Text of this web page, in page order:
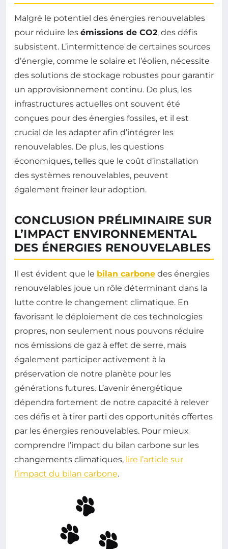
Malgré le potentiel des énergies renouvelables
pour réduire les émissions de CO2, des défis
subsistent. L’intermittence de certaines sources
d’énergie, comme le solaire et l’éolien, nécessite
des solutions de stockage robustes pour garantir
un approvisionnement continu. De plus, les
infrastructures actuelles ont souvent été
conçues pour des énergies fossiles, et il est
crucial de les adapter afin d’intégrer les
renouvelables. De plus, les questions
économiques, telles que le coût d’installation
des systèmes renouvelables, peuvent
également freiner leur adoption.
CONCLUSION PRÉLIMINAIRE SUR
L’IMPACT ENVIRONNEMENTAL
DES ÉNERGIES RENOUVELABLES
Il est évident que le bilan carbone des énergies
renouvelables joue un rôle déterminant dans la
lutte contre le changement climatique. En
favorisant le déploiement de ces technologies
propres, non seulement nous pouvons réduire
nos émissions de gaz à effet de serre, mais
également participer activement à la
préservation de notre planète pour les
générations futures. L’avenir énergétique
dépendra fortement de notre capacité à relever
ces défis et à tirer parti des opportunités offertes
par les énergies renouvelables. Pour mieux
comprendre l’impact du bilan carbone sur les
changements climatiques, lire l’article sur
l’impact du bilan carbone.